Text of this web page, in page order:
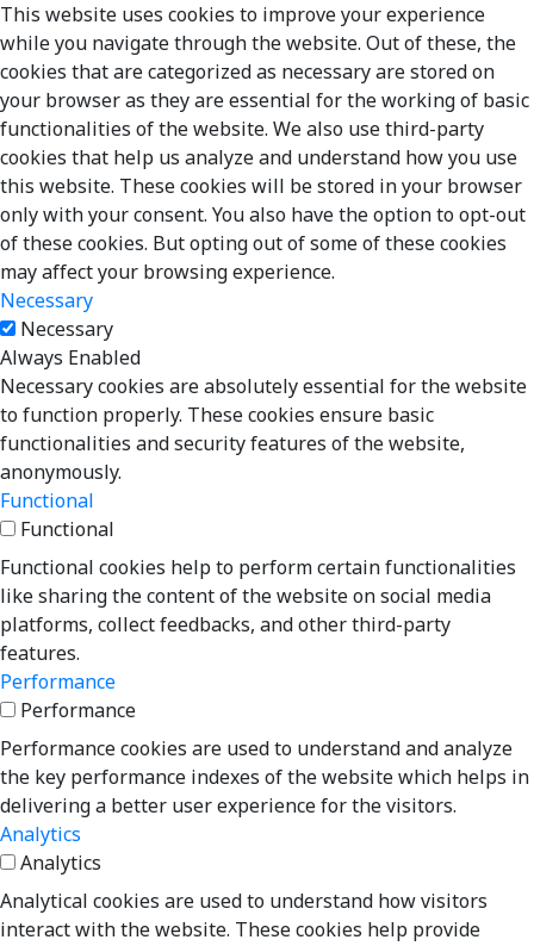
This website uses cookies to improve your experience
while you navigate through the website. Out of these, the
cookies that are categorized as necessary are stored on
your browser as they are essential for the working of basic
functionalities of the website. We also use third-party
cookies that help us analyze and understand how you use
this website. These cookies will be stored in your browser
only with your consent. You also have the option to opt-out
of these cookies. But opting out of some of these cookies
may affect your browsing experience.
Necessary
Necessary
Always Enabled
Necessary cookies are absolutely essential for the website
to function properly. These cookies ensure basic
functionalities and security features of the website,
anonymously.
Functional
Functional
Functional cookies help to perform certain functionalities
like sharing the content of the website on social media
platforms, collect feedbacks, and other third-party
features.
Performance
Performance
Performance cookies are used to understand and analyze
the key performance indexes of the website which helps in
delivering a better user experience for the visitors.
Analytics
Analytics
Analytical cookies are used to understand how visitors
interact with the website. These cookies help provide